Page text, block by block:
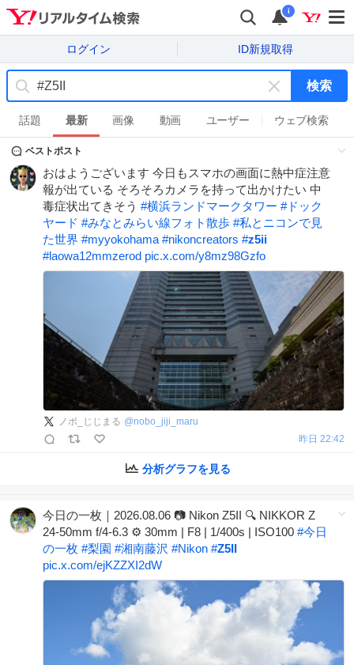
i
ログイン ID新規取得
キ
ー
ワ
ド
を
消
す
検索
話題 最新 画像 動画 ユーザー ウェブ検索
ベストポスト
おはようございます 今日もスマホの画面に熱中症注意
報が出ている そろそろカメラを持って出かけたい 中
毒症状出てきそう #横浜ランドマークタワー #ドック
ヤード #みなとみらい線フォト散歩 #私とニコンで見
た世界 #myyokohama #nikoncreators #z5ii
#laowa12mmzerod pic.x.com/y8mz98Gzfo
ノボ_じじまる @nobo_jiji_maru
昨日 22:42
分析グラフを見る
今日の一枚｜2026.08.06 📷 Nikon Z5II 🔍 NIKKOR Z
24-50mm f/4-6.3 ⚙️ 30mm | F8 | 1/400s | ISO100 #今日
の一枚 #梨園 #湘南藤沢 #Nikon #Z5II
pic.x.com/ejKZZXI2dW